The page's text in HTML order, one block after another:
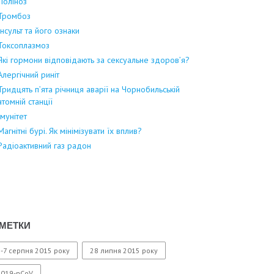
та його ознаки
гормони відповідають за сексуальне здоров’я?
риніт
п’ята річниця аварії на Чорнобильській
станції
бурі. Як мінімізувати їх вплив?
газ радон
7 серпня 2015 року 28 липня 2015 року